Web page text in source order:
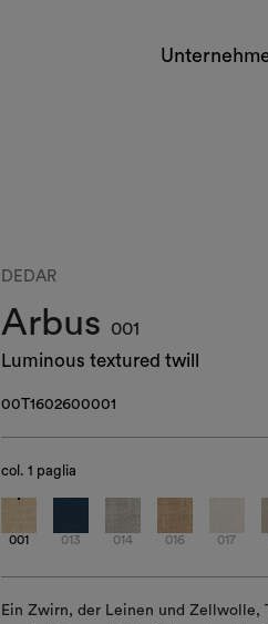
DEDAR
Arbus
001
Luminous textured twill
00T1602600001
col. 1 paglia
001 013 014 016 017
Ein Zwirn, der Leinen und Zellwolle,